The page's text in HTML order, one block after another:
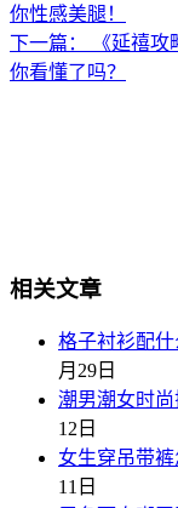
你性感美腿！
下一篇：
《延禧攻
你看懂了吗？
相关文章
格子衬衫配
月29日
潮男潮女时
12日
女生穿吊带
11日